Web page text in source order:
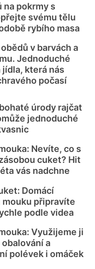
na pokrmy s
svému tělu
rybího masa
v barvách a
Jednoduché
která nás
počasí
úrody rajčat
jednoduché
Nevíte, co s
cuket? Hit
vás nadchne
Domácí
připravíte
podle videa
Využijeme ji
a
polévek i omáček